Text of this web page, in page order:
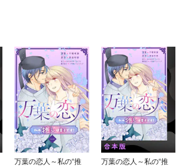
万葉の恋人～私の“推
万葉の恋人～私の“推